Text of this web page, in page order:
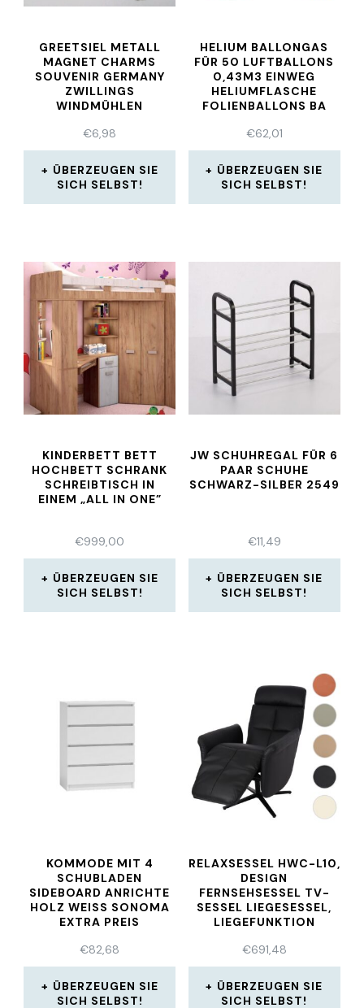
GREETSIEL METALL
MAGNET CHARMS
SOUVENIR GERMANY
ZWILLINGS
WINDMÜHLEN
€6,98
ÜBERZEUGEN SIE
SICH SELBST!
HELIUM BALLONGAS
FÜR 50 LUFTBALLONS
0,43M3 EINWEG
HELIUMFLASCHE
FOLIENBALLONS BA
€62,01
ÜBERZEUGEN SIE
SICH SELBST!
KINDERBETT BETT
HOCHBETT SCHRANK
SCHREIBTISCH IN
EINEM „ALL IN ONE”
€999,00
ÜBERZEUGEN SIE
SICH SELBST!
JW SCHUHREGAL FÜR 6
PAAR SCHUHE
SCHWARZ-SILBER 2549
€11,49
ÜBERZEUGEN SIE
SICH SELBST!
KOMMODE MIT 4
SCHUBLADEN
SIDEBOARD ANRICHTE
HOLZ WEISS SONOMA E
XTRA PREIS
€82,68
ÜBERZEUGEN SIE
SICH SELBST!
RELAXSESSEL HWC-L10,
DESIGN
FERNSEHSESSEL TV-
SESSEL LIEGESESSEL,
LIEGEFUNKTION
€691,48
ÜBERZEUGEN SIE
SICH SELBST!